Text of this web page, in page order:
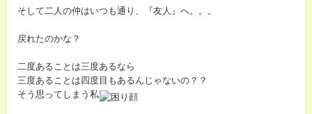
そして二人の仲はいつも通り、『友人』へ。。。
戻れたのかな？
二度あることは三度あるなら
三度あることは四度目もあるんじゃないの？？
そう思ってしまう私